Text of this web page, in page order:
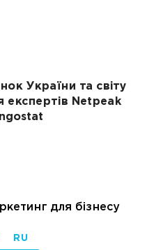
України та світу
експертів Netpeak
для бізнесу
RU